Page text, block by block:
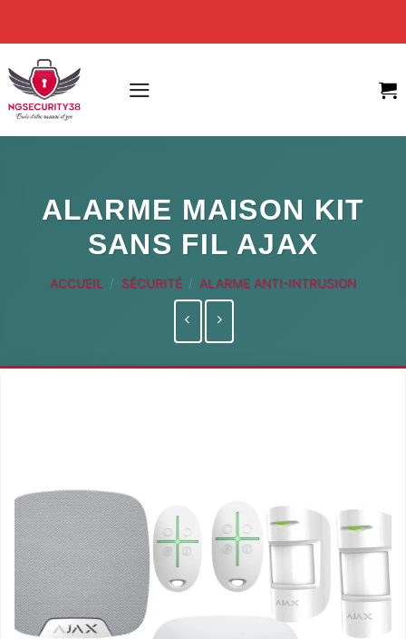
content
ALARME MAISON KIT
SANS FIL AJAX
ACCUEIL / SÉCURITÉ / ALARME ANTI-INTRUSION